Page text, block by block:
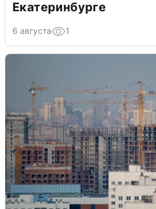
Екатеринбурге
6 августа 1